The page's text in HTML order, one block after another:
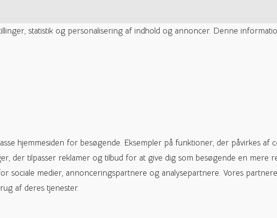
statistik og personalisering af indhold og annoncer. Denne
hjemmesiden for besøgende. Eksempler på funktioner, der påvirkes af
der tilpasser reklamer og tilbud for at give dig som besøgende en mere
sociale medier, annonceringspartnere og analysepartnere. Vores
af deres tjenester.